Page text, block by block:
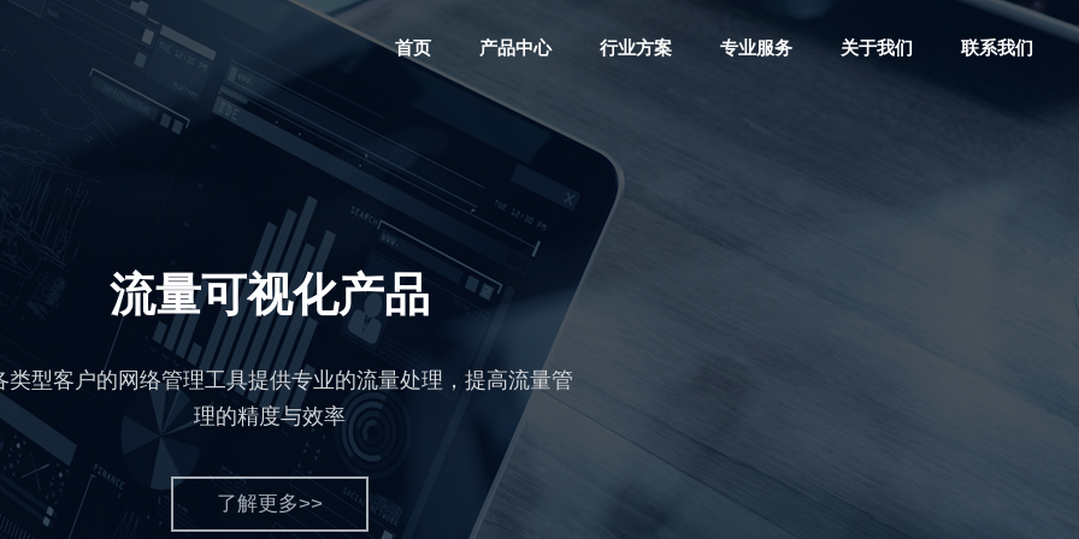
首页 产品中心 行业方案 专业服务 关于我们 联系我们
应用网关
于电力系统、政府部门、高校、军队系统、高速公路、大型
企业网等用户的网络流量的管理与安全运维
了解更多>>
流量可视化产品
类型客户的网络管理工具提供专业的流量处理，提高流量管
理的精度与效率
了解更多>>